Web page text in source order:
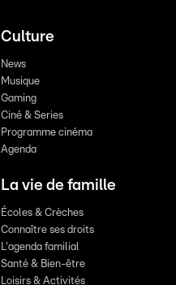
Culture
News
Musique
Gaming
Ciné & Series
Programme cinéma
Agenda
La vie de famille
Écoles & Crèches
Connaître ses droits
L'agenda familial
Santé & Bien-être
Loisirs & Activités